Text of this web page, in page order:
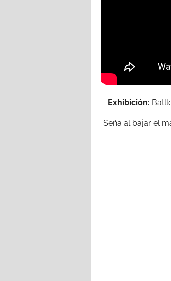
Exhibición:
Seña al bajar el